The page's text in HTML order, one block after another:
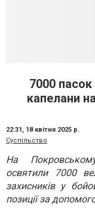
7000
капелани
22:31, 18 квітня 2025 р.
Суспільство
На
освятили 7000
захисників у
позиції за